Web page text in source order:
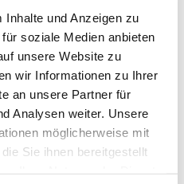
und Anzeigen zu
soziale Medien anbieten
unsere Website zu
wir Informationen zu Ihrer
an unsere Partner für
Analysen weiter. Unsere
möglicherweise mit
Sie ihnen bereitgestellt